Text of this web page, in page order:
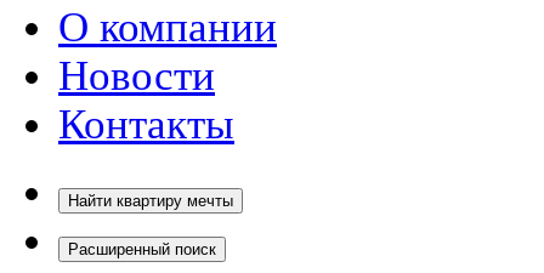
О компании
Новости
Контакты
Найти квартиру мечты
Расширенный поиск